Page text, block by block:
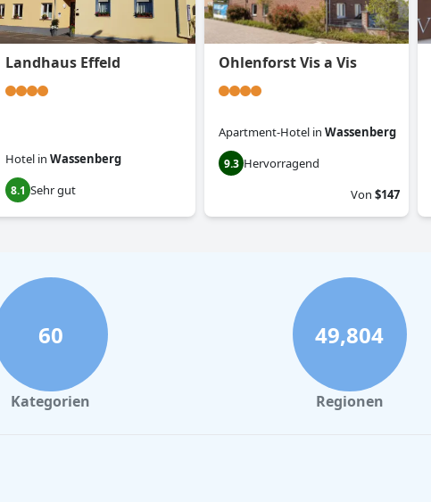
Landhaus Effeld
Hotel in Wassenberg
8.1 Sehr gut
Ohlenforst Vis a Vis
Apartment-Hotel in Wassenberg
9.3 Hervorragend
Von $147
60
Kategorien
49,804
Regionen